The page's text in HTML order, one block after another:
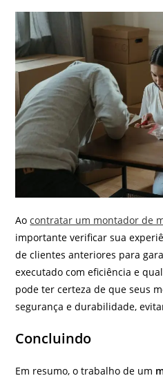
Aocontratar um montador de
importante verificar sua
de clientes anteriores para
executado com eficiência e
pode ter certeza de que seus
segurança e durabilidade,
Concluindo
Em resumo, o trabalho de um